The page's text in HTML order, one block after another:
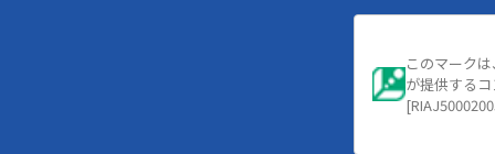
このマーク
が提供する